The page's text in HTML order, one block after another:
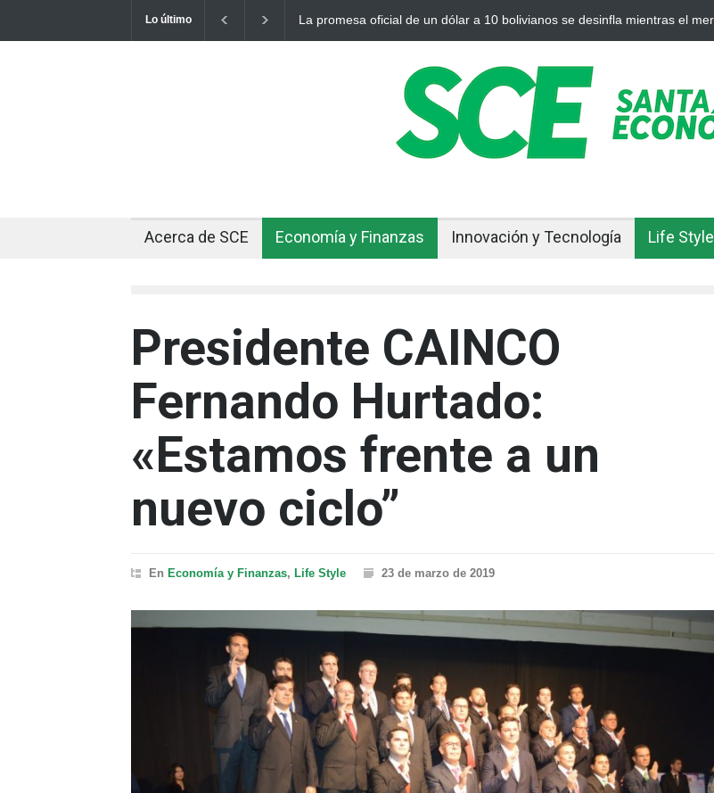
Lo último Cuando el oro y la plata se enfrían afuera, Bolivia siente el golpe en casa
Acerca de SCE Economía y Finanzas Innovación y Tecnología Life Style
Presidente CAINCO
Fernando Hurtado:
«Estamos frente a un
nuevo ciclo”
En Economía y Finanzas, Life Style 23 de marzo de 2019